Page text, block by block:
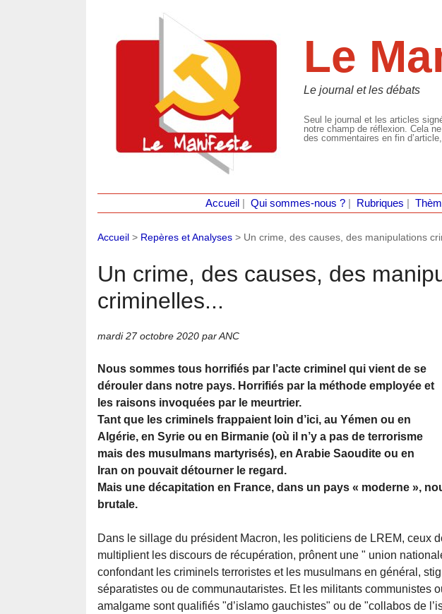
Le
Le journal et les débats
Seul le journal et les articles
notre champ de réflexion. Cela
des commentaires en fin
Accueil Qui sommes-nous ?| Rubriques
Accueil > Repères et Analyses > Un crime, des causes, des manipulations
Un crime, des causes, des
criminelles...
mardi 27 octobre 2020 par ANC
Nous sommes tous horrifiés par l’acte criminel qui vient de se
dérouler dans notre pays. Horrifiés par la méthode employée et
les raisons invoquées par le meurtrier.
Tant que les criminels frappaient loin d’ici, au Yémen ou en
Algérie, en Syrie ou en Birmanie (où il n’y a pas de terrorisme
mais des musulmans martyrisés), en Arabie Saoudite ou en
Iran on pouvait détourner le regard.
Mais une décapitation en France, dans un pays « moderne »,
brutale.
Dans le sillage du président Macron, les politiciens de LREM, ceux
multiplient les discours de récupération, prônent une " union
confondant les criminels terroristes et les musulmans en général,
séparatistes ou de communautaristes. Et les militants communistes
amalgame sont qualifiés "d’islamo gauchistes" ou de "collabos de